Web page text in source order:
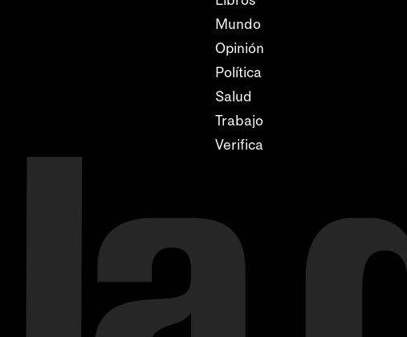
Mundo
Opinión
Política
Salud
Trabajo
Verifica